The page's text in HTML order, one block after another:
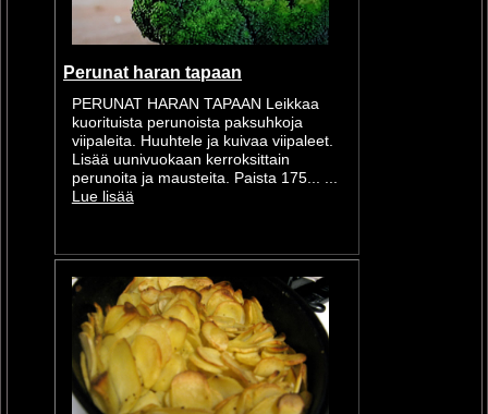
Perunat haran tapaan
PERUNAT HARAN TAPAAN Leikkaa
kuorituista perunoista paksuhkoja
viipaleita. Huuhtele ja kuivaa viipaleet.
Lisää uunivuokaan kerroksittain
perunoita ja mausteita. Paista 175... ...
Lue lisää